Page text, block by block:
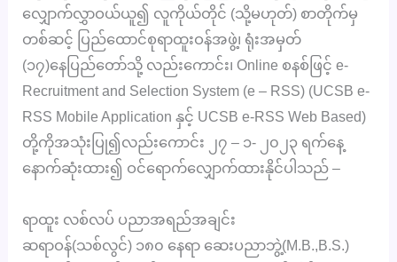
လျှောက်လွှာဝယ်ယူ၍ လူကိုယ်တိုင် (သို့မဟုတ်) စာတိုက်မှ
တစ်ဆင့် ပြည်ထောင်စုရာထူးဝန်အဖွဲ့၊ ရုံးအမှတ်
(၁၇)နေပြည်တော်သို့ လည်းကောင်း၊ Online စနစ်ဖြင့် e-
Recruitment and Selection System (e – RSS) (UCSB e-
RSS Mobile Application နှင့် UCSB e-RSS Web Based)
တို့ကိုအသုံးပြု၍လည်းကောင်း ၂၇ – ၁- ၂၀၂၃ ရက်နေ့
နောက်ဆုံးထား၍ ဝင်ရောက်လျှောက်ထားနိုင်ပါသည် –
ရာထူး လစ်လပ် ပညာအရည်အချင်း
ဆရာဝန်(သစ်လွင်) ၁၈၀ နေရာ ဆေးပညာဘွဲ့(M.B.,B.S.)